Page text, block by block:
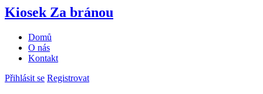
Kiosek Za bránou
Domů
O nás
Kontakt
Přihlásit se Registrovat